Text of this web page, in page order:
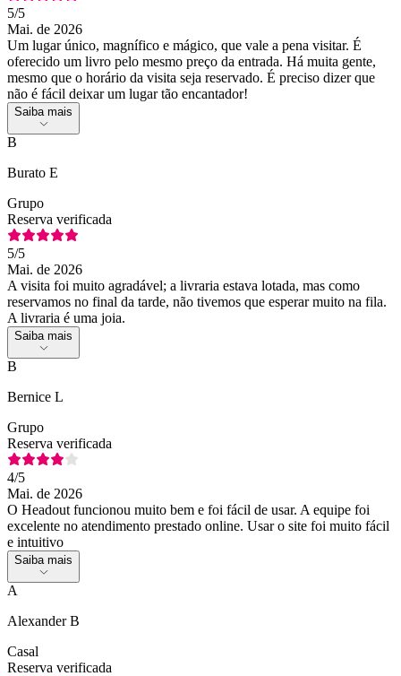
5/5
Mai. de 2026
Um lugar único, magnífico e mágico, que vale a pena visitar. É
oferecido um livro pelo mesmo preço da entrada. Há muita gente,
mesmo que o horário da visita seja reservado. É preciso dizer que
não é fácil deixar um lugar tão encantador!
Saiba mais
B
Burato E
Grupo
Reserva verificada
5/5
Mai. de 2026
A visita foi muito agradável; a livraria estava lotada, mas como
reservamos no final da tarde, não tivemos que esperar muito na fila.
A livraria é uma joia.
Saiba mais
B
Bernice L
Grupo
Reserva verificada
4/5
Mai. de 2026
O Headout funcionou muito bem e foi fácil de usar. A equipe foi
excelente no atendimento prestado online. Usar o site foi muito fácil
e intuitivo
Saiba mais
A
Alexander B
Casal
Reserva verificada